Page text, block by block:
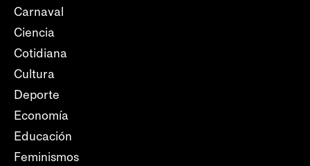
Carnaval
Ciencia
Cotidiana
Cultura
Deporte
Economía
Educación
Feminismos